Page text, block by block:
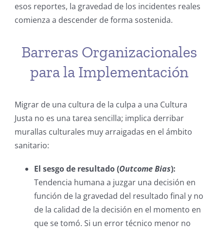
esos reportes, la gravedad de los incidentes reales
comienza a descender de forma sostenida.
Barreras Organizacionales
para la Implementación
Migrar de una cultura de la culpa a una Cultura
Justa no es una tarea sencilla; implica derribar
murallas culturales muy arraigadas en el ámbito
sanitario:
El sesgo de resultado (Outcome Bias):
Tendencia humana a juzgar una decisión en
función de la gravedad del resultado final y no
de la calidad de la decisión en el momento en
que se tomó. Si un error técnico menor no